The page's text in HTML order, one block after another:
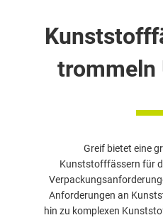
trommeln
Greif bietet eine
Kunststofffässern für
Anforderungen an
hin zu komplexen